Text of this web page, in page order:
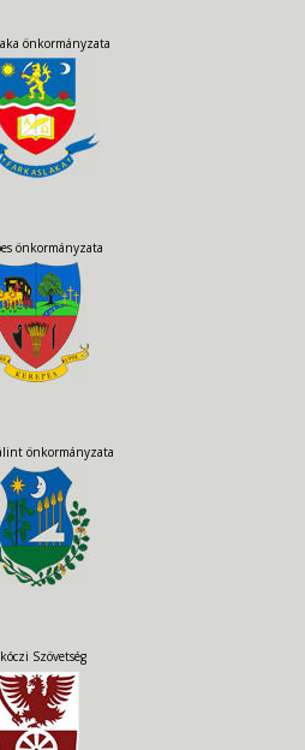
önkormányzata
önkormányzata
önkormányzata
Szövetség